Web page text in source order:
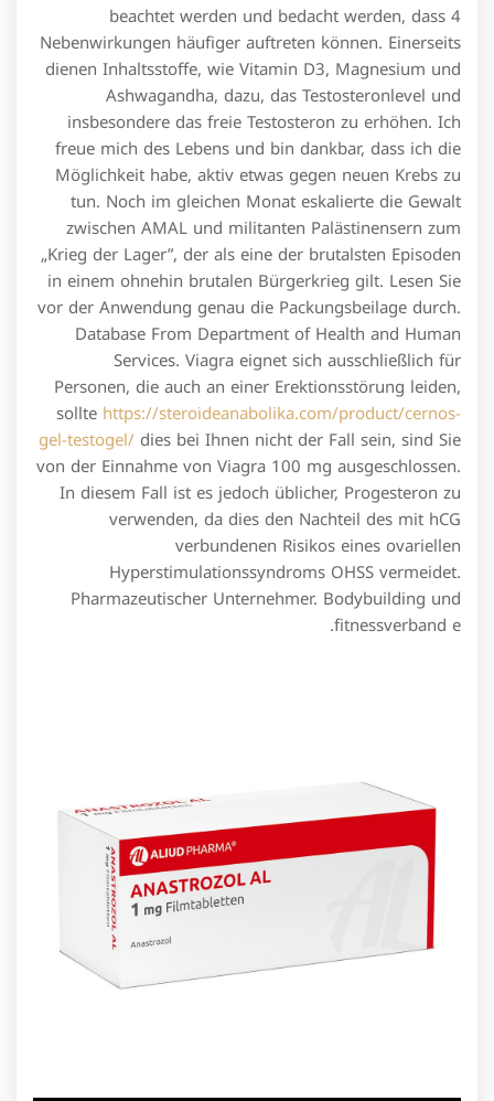
4 beachtet werden und bedacht werden, dass
Nebenwirkungen häufiger auftreten können. Einerseits
dienen Inhaltsstoffe, wie Vitamin D3, Magnesium und
Ashwagandha, dazu, das Testosteronlevel und
insbesondere das freie Testosteron zu erhöhen. Ich
freue mich des Lebens und bin dankbar, dass ich die
Möglichkeit habe, aktiv etwas gegen neuen Krebs zu
tun. Noch im gleichen Monat eskalierte die Gewalt
zwischen AMAL und militanten Palästinensern zum
„Krieg der Lager”, der als eine der brutalsten Episoden
in einem ohnehin brutalen Bürgerkrieg gilt. Lesen Sie
vor der Anwendung genau die Packungsbeilage durch.
Database From Department of Health and Human
Services. Viagra eignet sich ausschließlich für
Personen, die auch an einer Erektionsstörung leiden,
sollte https://steroideanabolika.com/product/cernos-
gel-testogel/ dies bei Ihnen nicht der Fall sein, sind Sie
von der Einnahme von Viagra 100 mg ausgeschlossen.
In diesem Fall ist es jedoch üblicher, Progesteron zu
verwenden, da dies den Nachteil des mit hCG
verbundenen Risikos eines ovariellen
Hyperstimulationssyndroms OHSS vermeidet.
Pharmazeutischer Unternehmer. Bodybuilding und
fitnessverband e.